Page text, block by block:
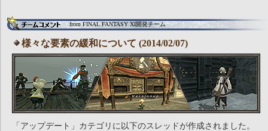
from FINAL FANTASY XI開発チーム
様々な要素の緩和について (2014/02/07)
「アップデート」カテゴリに以下のスレッドが作成されました。